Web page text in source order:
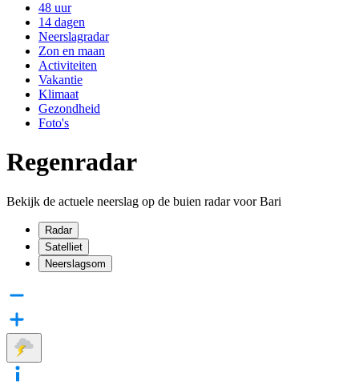
48 uur
14 dagen
Neerslagradar
Zon en maan
Activiteiten
Vakantie
Klimaat
Gezondheid
Foto's
Regenradar
Bekijk de actuele neerslag op de buien radar voor Bari
Radar
Satelliet
Neerslagsom